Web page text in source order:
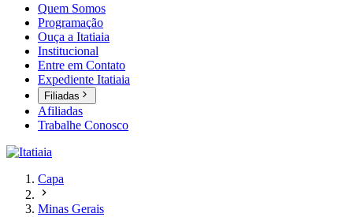
Quem Somos
Programação
Ouça a Itatiaia
Institucional
Entre em Contato
Expediente Itatiaia
Filiadas
Afiliadas
Trabalhe Conosco
Capa
Minas Gerais